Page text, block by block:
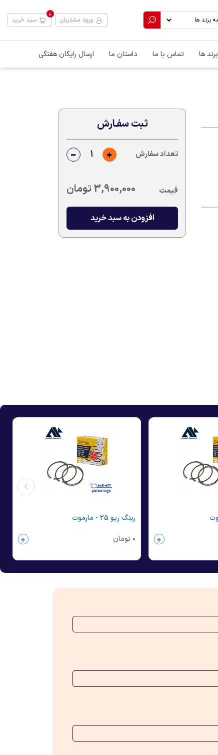
ورود مشتریان
0
سبد خرید
برند ها تماس با ما داستان ما ارسال رایگان هفتگی
ثبت سفـارش
تعداد سفارش
قیمت 3,900,000تومان
افزودن به سبد خرید
رینگ ریو 25 - مارموت
0 تومان